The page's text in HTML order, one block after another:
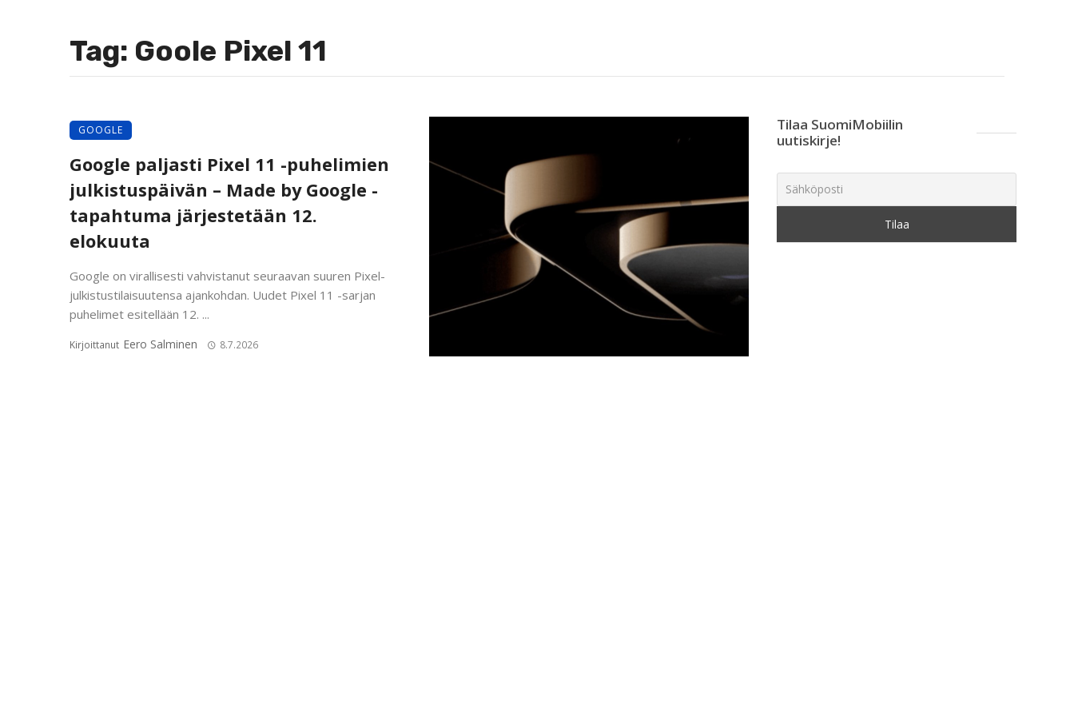
Tag: Goole Pixel 11
GOOGLE
Google paljasti Pixel 11 -puhelimien
julkistuspäivän – Made by Google -
tapahtuma järjestetään 12.
elokuuta
Google on virallisesti vahvistanut seuraavan suuren Pixel-
julkistustilaisuutensa ajankohdan. Uudet Pixel 11 -sarjan
puhelimet esitellään 12. ...
Kirjoittanut Eero Salminen 8.7.2026
Tilaa SuomiMobiilin
uutiskirje!